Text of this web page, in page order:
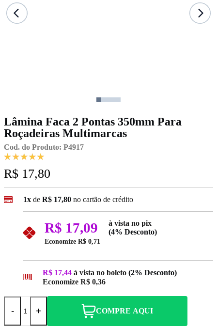
Lâmina Faca 2 Pontas 350mm Para
Roçadeiras Multimarcas
Cod. do Produto: P4917
R$ 17,80
1x de R$ 17,80 no cartão de crédito
R$ 17,09
à vista no pix
(4% Desconto)
Economize R$ 0,71
R$ 17,44 à vista no boleto (2% Desconto)
Economize R$ 0,36
- + COMPRE AQUI